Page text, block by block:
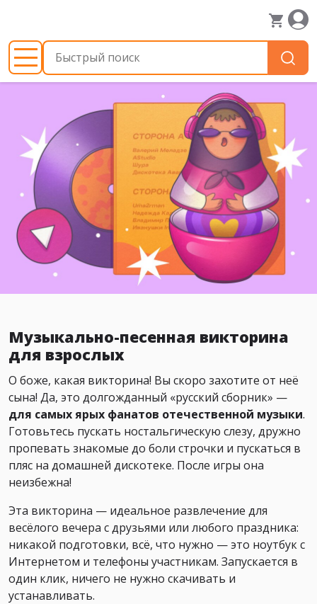
Музыкально-песенная викторина
для взрослых
О боже, какая викторина! Вы скоро захотите от неё
сына! Да, это долгожданный «русский сборник» —
для самых ярых фанатов отечественной музыки.
Готовьтесь пускать ностальгическую слезу, дружно
пропевать знакомые до боли строчки и пускаться в
пляс на домашней дискотеке. После игры она
неизбежна!
Эта викторина — идеальное развлечение для
весёлого вечера с друзьями или любого праздника:
никакой подготовки, всё, что нужно — это ноутбук с
Интернетом и телефоны участникам. Запускается в
один клик, ничего не нужно скачивать и
устанавливать.